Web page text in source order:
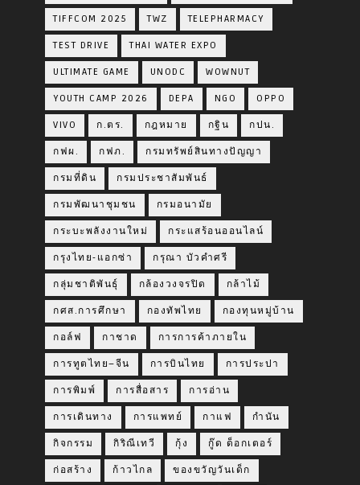
TIFFCOM 2025 TWZ TELEPHARMACY
TEST DRIVE THAI WATER EXPO
ULTIMATE GAME UNODC WOWNUT
YOUTH CAMP 2026 DEPA NGO OPPO
VIVO ก.ตร. กฎหมาย กฐิน กปน.
กฟผ. กฟภ. กรมทรัพย์สินทางปัญญา
กรมที่ดิน กรมประชาสัมพันธ์
กรมพัฒนาชุมชน กรมอนามัย
กระบะพลังงานใหม่ กระแสร้อนออนไลน์
กรุงไทย-แอกซ่า กรุณา บัวคำศรี
กลุ่มชาติพันธุ์ กล้องวงจรปิด กล้าไม้
กศส.การศึกษา กองทัพไทย กองทุนหมู่บ้าน
กอล์ฟ กาชาด การการค้าภายใน
การทูตไทย–จีน การบินไทย การประปา
การพิมพ์ การสื่อสาร การอ่าน
การเดินทาง การแพทย์ กาแฟ กำนัน
กิจกรรม กิริณีเทวี กุ้ง กู๊ด ด็อกเตอร์
ก่อสร้าง ก้าวไกล ของขวัญวันเด็ก